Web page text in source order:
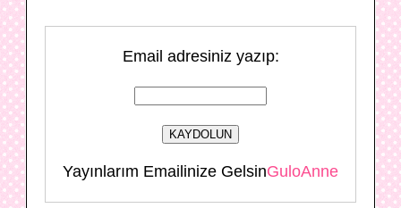
Email adresiniz yazıp:
Yayınlarım Emailinize GelsinGuloAnne